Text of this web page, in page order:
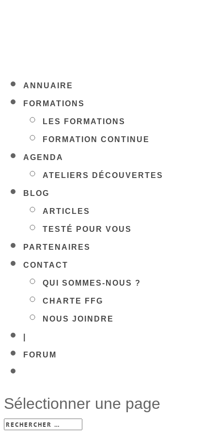
ANNUAIRE
FORMATIONS
LES FORMATIONS
FORMATION CONTINUE
AGENDA
ATELIERS DÉCOUVERTES
BLOG
ARTICLES
TESTÉ POUR VOUS
PARTENAIRES
CONTACT
QUI SOMMES-NOUS ?
CHARTE FFG
NOUS JOINDRE
FORUM
Sélectionner une page